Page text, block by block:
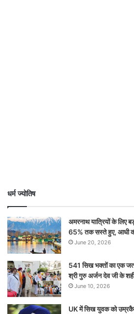
धर्म ज्योतिष
अमरनाथ यात्रियों के लिए
65% तक सस्ते हुए, आधी
June 20, 2026
541 सिख भक्तों का एक
श्री गुरु अर्जन देव जी के
June 10, 2026
UK में सिख युवक को